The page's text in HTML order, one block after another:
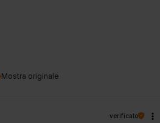
Mostra originale
verificato